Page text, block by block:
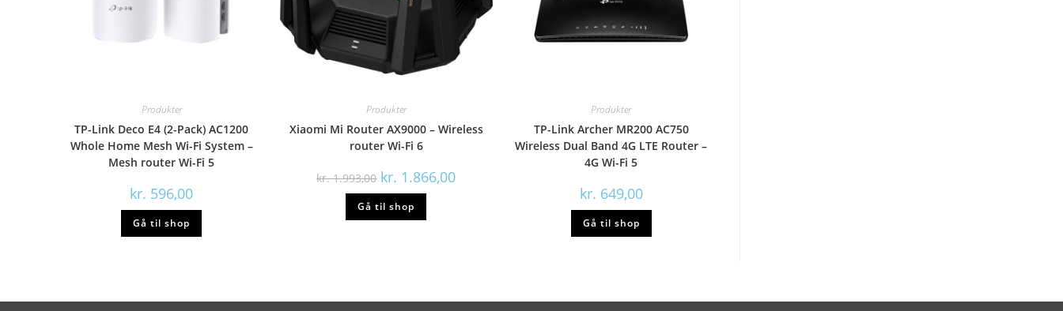
Produkter
TP-Link Deco E4 (2-Pack) AC1200
Whole Home Mesh Wi-Fi System –
Mesh router Wi-Fi 5
kr. 596,00
Gå til shop
Produkter
Xiaomi Mi Router AX9000 – Wireless
router Wi-Fi 6
kr.1.993,00 Den
oprindelige
pris
var:
kr. 1.993,00.
kr. 1.866,00Den
Gå til shop
Produkter
TP-Link Archer MR200 AC750
Wireless Dual Band 4G LTE Router –
4G Wi-Fi 5
kr. 649,00
Gå til shop